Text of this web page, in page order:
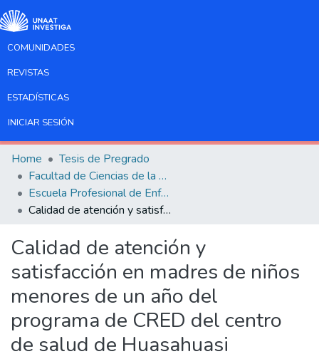
COMUNIDADES
REVISTAS
ESTADÍSTICAS
INICIAR SESIÓN
Home
Tesis de Pregrado
Facultad de Ciencias de la Salud
Escuela Profesional de Enfermería
Calidad de atención y satisfacción en madres de niños menores de un año del programa de CRED del centro de salud de Huasahuasi
Calidad de atención y
satisfacción en madres de niños
menores de un año del
programa de CRED del centro
de salud de Huasahuasi